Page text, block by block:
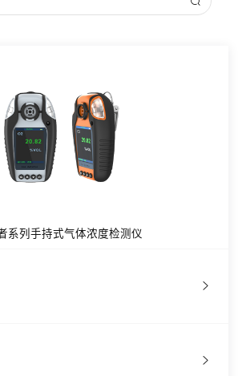
系列手持式气体浓度检测仪